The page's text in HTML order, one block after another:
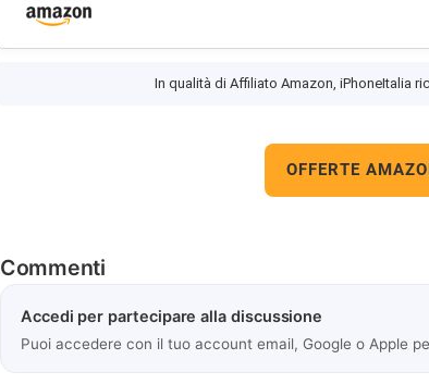
In qualità di Affiliato Amazon, iPhoneItalia
OFFERTE
Commenti
Accedi per partecipare alla discussione
Puoi accedere con il tuo account email, Google o Apple